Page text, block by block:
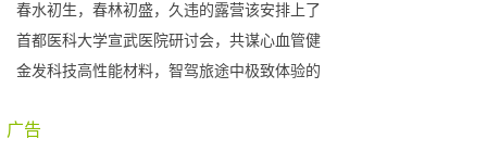
春水初生，春林初盛，久违的露营该安排上了
首都医科大学宣武医院研讨会，共谋心血管健
金发科技高性能材料，智驾旅途中极致体验的
广告